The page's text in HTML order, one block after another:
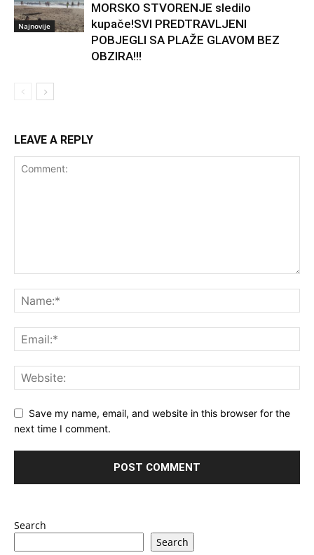
Najnovije
MORSKO STVORENJE sledilo
kupače!SVI PREDTRAVLJENI
POBJEGLI SA PLAŽE GLAVOM BEZ
OBZIRA!!!
LEAVE A REPLY
Save my name, email, and website in this browser for the
next time I comment.
Search
Search